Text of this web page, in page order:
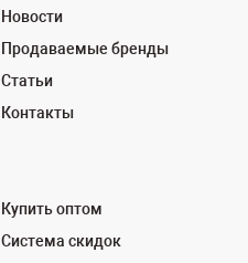
Новости
Продаваемые бренды
Статьи
Контакты
Купить оптом
Система скидок